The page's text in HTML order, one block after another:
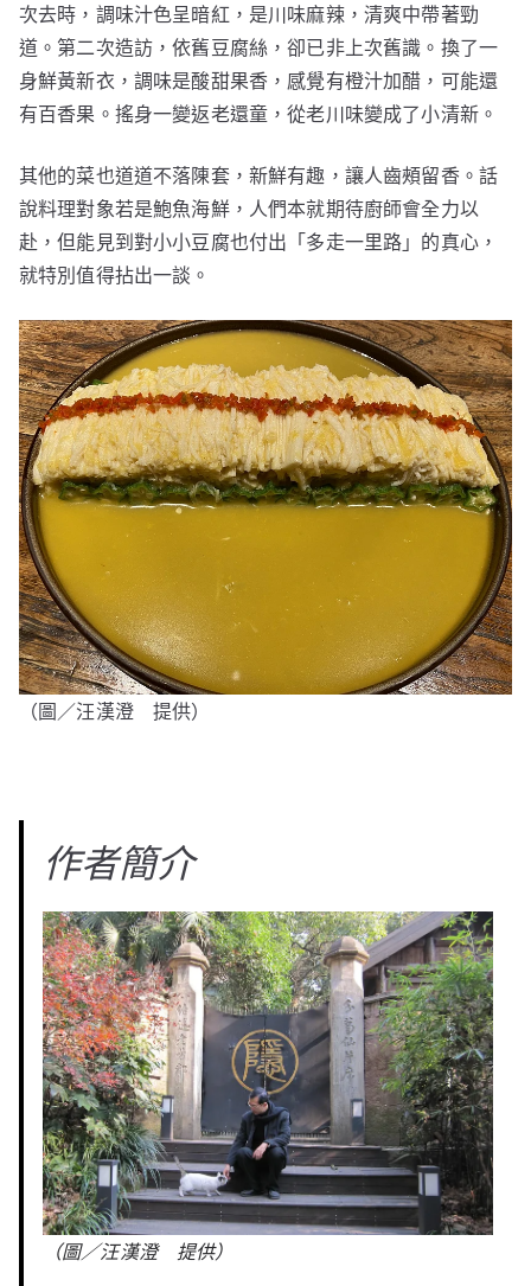
次去時，調味汁色呈暗紅，是川味麻辣，清爽中帶著勁
道。第二次造訪，依舊豆腐絲，卻已非上次舊識。換了一
身鮮黃新衣，調味是酸甜果香，感覺有橙汁加醋，可能還
有百香果。搖身一變返老還童，從老川味變成了小清新。
其他的菜也道道不落陳套，新鮮有趣，讓人齒頰留香。話
說料理對象若是鮑魚海鮮，人們本就期待廚師會全力以
赴，但能見到對小小豆腐也付出「多走一里路」的真心，
就特別值得拈出一談。
（圖／汪漢澄 提供）
作者簡介
（圖／汪漢澄 提供）